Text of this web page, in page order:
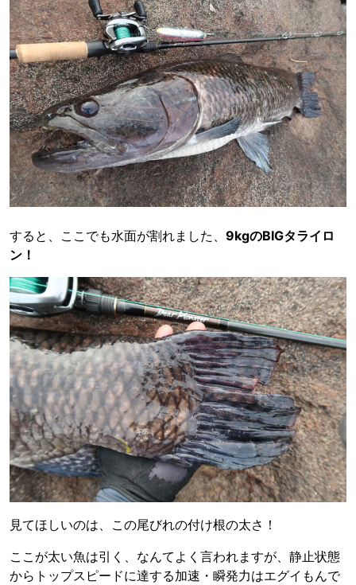
すると、ここでも水面が割れました、 9kgのBIGタライロ
ン！
見てほしいのは、この尾びれの付け根の太さ！
ここが太い魚は引く、なんてよく言われますが、静止状態
からトップスピードに達する加速・瞬発力はエグイもんで